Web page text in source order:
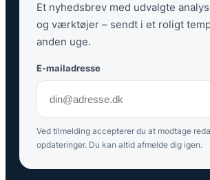
Et nyhedsbrev med udvalgte
og værktøjer – sendt i et roligt
anden uge.
E-mailadresse
Ved tilmelding accepterer du at modtage
opdateringer. Du kan altid afmelde dig igen.